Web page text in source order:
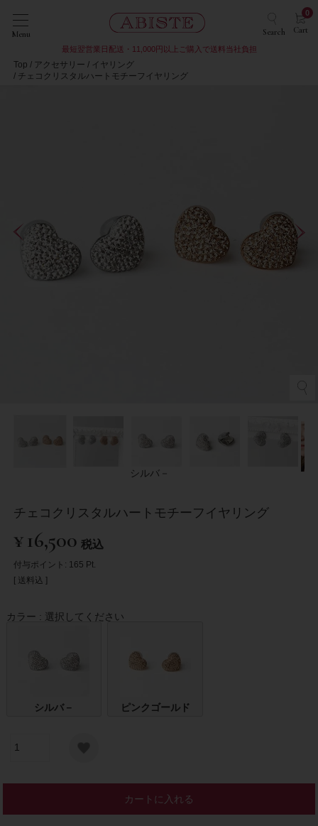
Menu Search Cart
0
最短翌営業日配送・11,000円以上ご購入で送料当社負担
Top アクセサリー
イヤリング
チェコクリスタルハートモチーフイヤリング
シルバ－
チェコクリスタルハートモチーフイヤリング
¥16,500 税込
付与ポイント: 165 Pt.
送料込
カラー 選択してください
シルバ－ ピンクゴールド
カートに入れる